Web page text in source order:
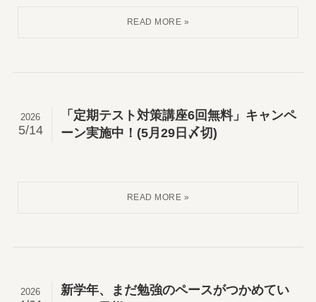
「定期テスト対策講座6回無料」キャンペ
ーン実施中！(5月29日〆切)
2026
5/14
新学年、まだ勉強のペースがつかめてい
2026